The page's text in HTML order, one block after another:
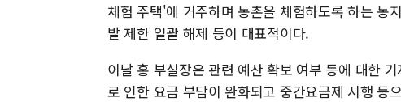
체험 주택'에 거주하며 농촌을 체험하도록 하는 농
발 제한 일괄 해제 등이 대표적이다.
이날 홍 부실장은 관련 예산 확보 여부 등에 대한
로 인한 요금 부담이 완화되고 중간요금제 시행 등